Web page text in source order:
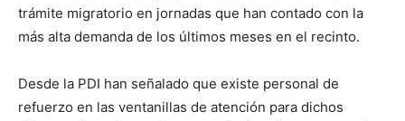
trámite migratorio en jornadas que han contado con la
más alta demanda de los últimos meses en el recinto.
Desde la PDI han señalado que existe personal de
refuerzo en las ventanillas de atención para dichos